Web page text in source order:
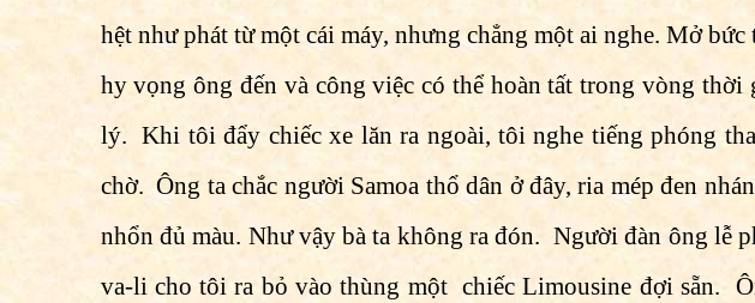
hệt như phát từ một cái máy, nhưng chẳng một ai nghe. Mở
hy vọng ông đến và công việc có thể hoàn tất trong vòng
lý. Khi tôi đẩy chiếc xe lăn ra ngoài, tôi nghe tiếng phóng
chờ. Ông ta chắc người Samoa thổ dân ở đây, ria mép đen
nhổn đủ màu. Như vậy bà ta không ra đón. Người đàn ông lễ
va-li cho tôi ra bỏ vào thùng một chiếc Limousine đợi sẵn.